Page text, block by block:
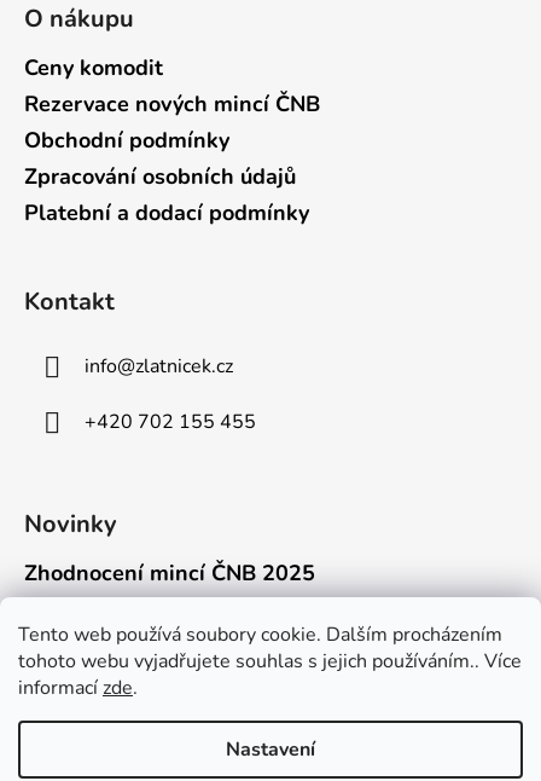
Tento web používá soubory cookie. Dalším procházením
tohoto webu vyjadřujete souhlas s jejich používáním.. Více
informacízde.
Nastavení
O nákupu
Ceny komodit
Rezervace nových mincí ČNB
Obchodní podmínky
Zpracování osobních údajů
Platební a dodací podmínky
Kontakt
info@zlatnicek.cz
+420 702 155 455
Novinky
Zhodnocení mincí ČNB 2025
Připravili jsme pro vás jednoduchý a př...
Mýty o přepravě zlatých mincí mimo EU
Kdo někdy držel v ruce zlatou minci Wie...